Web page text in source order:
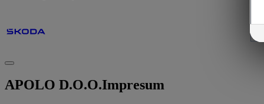
APOLO D.O.O.Impresum